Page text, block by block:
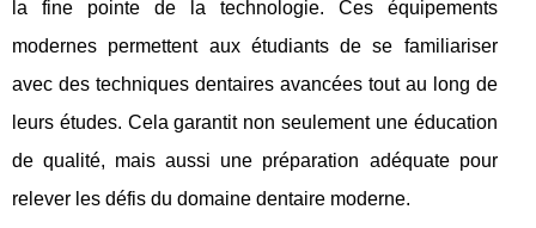
la fine pointe de la technologie. Ces équipements
modernes permettent aux étudiants de se familiariser
avec des techniques dentaires avancées tout au long de
leurs études. Cela garantit non seulement une éducation
de qualité, mais aussi une préparation adéquate pour
relever les défis du domaine dentaire moderne.